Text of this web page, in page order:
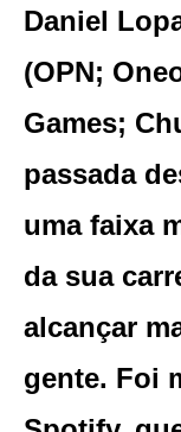
Daniel
(OPN;
Games;
passada
uma faixa
da sua
alcançar
gente. Foi